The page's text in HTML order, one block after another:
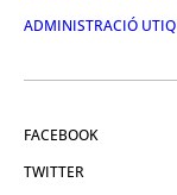
ADMINISTRACIÓ UTIQ
FACEBOOK
TWITTER